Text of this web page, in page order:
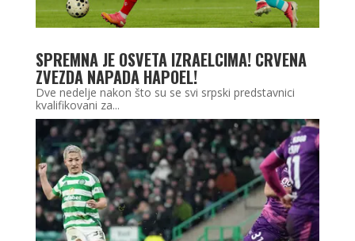
SPREMNA JE OSVETA IZRAELCIMA! CRVENA
ZVEZDA NAPADA HAPOEL!
Dve nedelje nakon što su se svi srpski predstavnici
kvalifikovani za...